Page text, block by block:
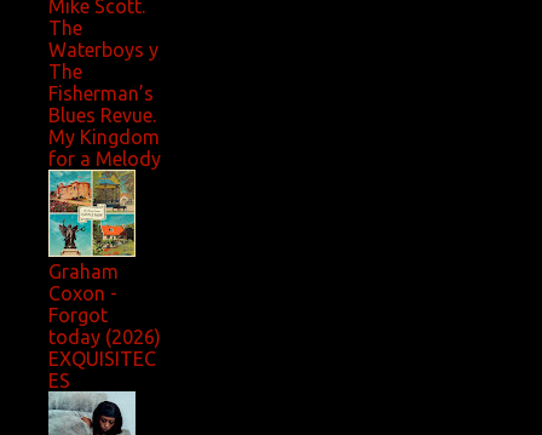
Mike Scott.
The
Waterboys y
The
Fisherman’s
Blues Revue.
My Kingdom
for a Melody
Graham
Coxon -
Forgot
today (2026)
EXQUISITEC
ES